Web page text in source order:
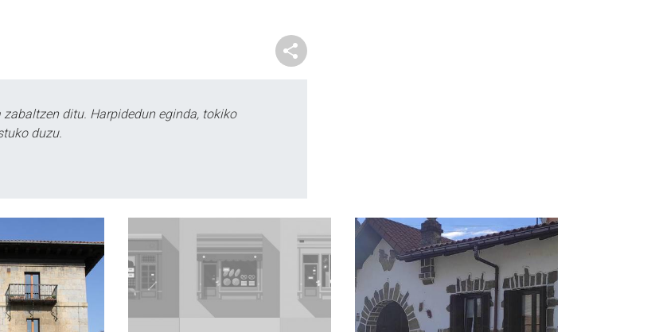
ditu. Harpidedun eginda, tokiko
duzu.